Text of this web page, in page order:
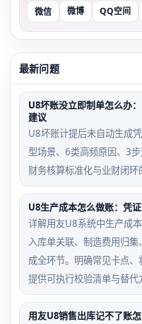
微信 微博 QQ空间
最新问题
U8坏账没立即制单怎么办
建议
U8坏账计提后未自动生成
型场景、6类高频原因、3
财务核算标准化与业财闭环
U8生产成本怎么做账：凭
详解用友U8系统中生产成
入库单关联、制造费用归
成全环节。明确常见卡点
提供可执行校验清单与替代
用友U8销售出库记不了账